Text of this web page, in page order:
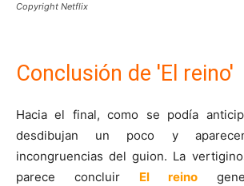
Copyright Netflix
Conclusión de 'El reino'
Hacia el final, como se podía
desdibujan un poco y
incongruencias del guion. La
parece concluir El reino